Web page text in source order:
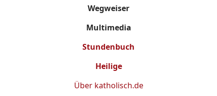
Wegweiser
Multimedia
Stundenbuch
Heilige
Über katholisch.de